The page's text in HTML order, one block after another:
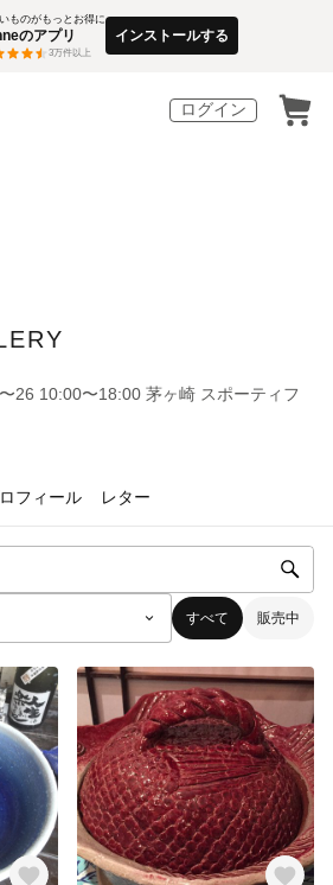
ものがもっとお得に
のアプリ
3万件以上
インストールする
ログイン
26 10:00〜18:00 茅ヶ崎 スポーティフ
フィール レター
すべて 販売中